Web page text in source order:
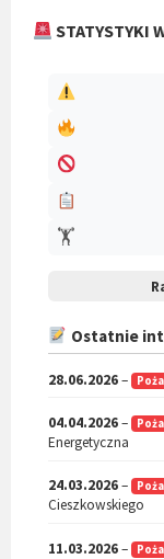
STATYSTYKI
🏋️
Ostatnie
28.06.2026–
04.04.2026–
Energetyczna
24.03.2026–
Cieszkowskiego
11.03.2026–